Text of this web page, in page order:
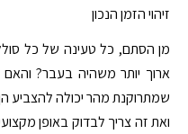
זיהוי הזמן הנכון
מן הסתם, כל טעינה של כל
ארוך יותר משהיה בעבר?
שמתרוקנת מהר יכולה להצביע
ואת זה צריך לבדוק באופן